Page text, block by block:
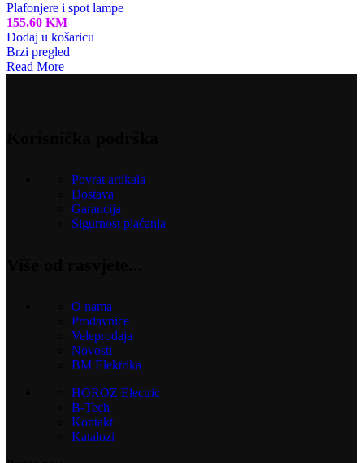
Plafonjere i spot lampe
155.60 KM
Dodaj u košaricu
Brzi pregled
Read More
Povrat artikala
Dostava
Garancija
Sigurnost plaćanja
O nama
Prodavnice
Veleprodaja
Novosti
BM Elektrika
HOROZ Electric
B-Tech
Kontakt
Katalozi